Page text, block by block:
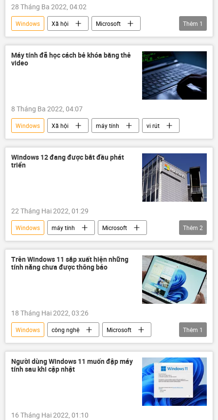
28 Tháng Ba 2022, 04:02
Windows Xã hội
Microsoft
virus
hacker
Thêm 1
Máy tính đã học cách bẻ khóa bằng thẻ
video
8 Tháng Ba 2022, 04:07
Windows Xã hội máy tính vi rút
Windows 12 đang được bắt đầu phát
triển
22 Tháng Hai 2022, 01:29
Windows máy tính
Microsoft
công nghệ
Khoa học
Thêm 2
Trên Windows 11 sắp xuất hiện những
tính năng chưa được thông báo
18 Tháng Hai 2022, 03:26
Windows công nghệ
Microsoft
Xã hội
Thêm 1
Người dùng Windows 11 muốn đập máy
tính sau khi cập nhật
16 Tháng Hai 2022, 01:10